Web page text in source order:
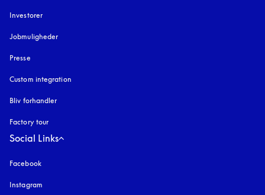
Investorer
Jobmuligheder
Presse
Custom integration
Bliv forhandler
Factory tour
Social Links
Facebook
Instagram